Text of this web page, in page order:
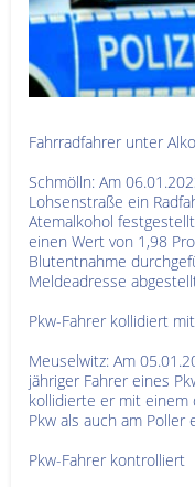
Fahrradfahrer unter
Schmölln: Am
Lohsenstraße ein
Atemalkohol
einen Wert von 1,98
Blutentnahme
Meldeadresse
Pkw-Fahrer kollidiert
Meuselwitz: Am
jähriger Fahrer eines
kollidierte er mit einem
Pkw als auch am Poller
Pkw-Fahrer kontrolliert